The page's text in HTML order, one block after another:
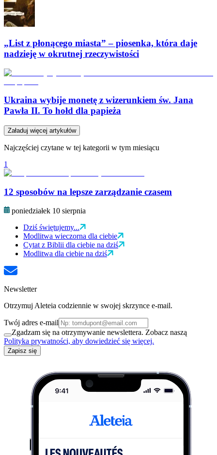
„List z płonącego miasta” – piosenka, która daje
nadzieję w okrutnej rzeczywistości
Ukraina wybije monetę z wizerunkiem św. Jana
Pawła II. To hołd dla papieża
Załaduj więcej artykułów
Najczęściej czytane w tej kategorii w tym miesiącu
1
12 sposobów na lepsze zarządzanie czasem
poniedziałek 10 sierpnia
Dziś świętujemy...
Modlitwa wieczorna dla ciebie
Cytat z Biblii dla ciebie na dziś
Modlitwa dla ciebie na dziś
Newsletter
Otrzymuj Aleteia codziennie w swojej skrzynce e-mail.
Twój adres e-mail
Zgadzam się na otrzymywanie newslettera. Zobacz naszą
Polityka prywatności, aby dowiedzieć się więcej.
Zapisz się